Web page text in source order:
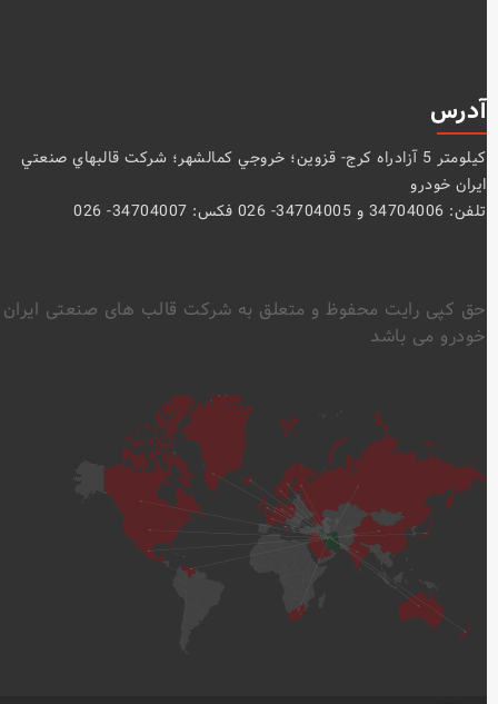
آدرس
كيلومتر 5 آزادراه كرج- قزوين؛ خروجي كمالشهر؛ شركت قالبهاي صنعتي
ايران خودرو
تلفن: 34704006 و 34704005- 026 فکس: 34704007- 026
حق کپی رایت محفوظ و متعلق به شرکت قالب های صنعتی ایران
خودرو می باشد